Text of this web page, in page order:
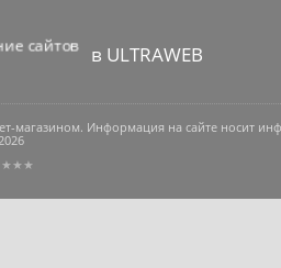
в ULTRAWEB
магазином. Информация на сайте носит